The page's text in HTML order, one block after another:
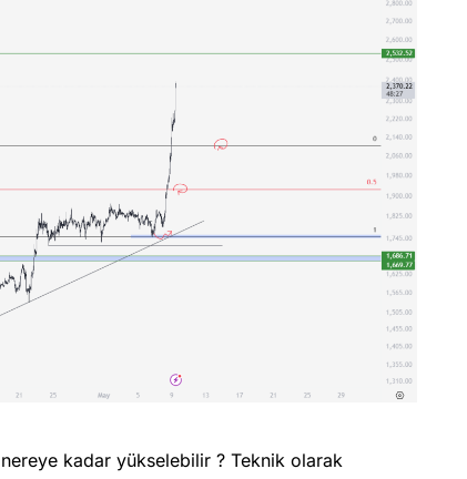
kadar yükselebilir ? Teknik olarak